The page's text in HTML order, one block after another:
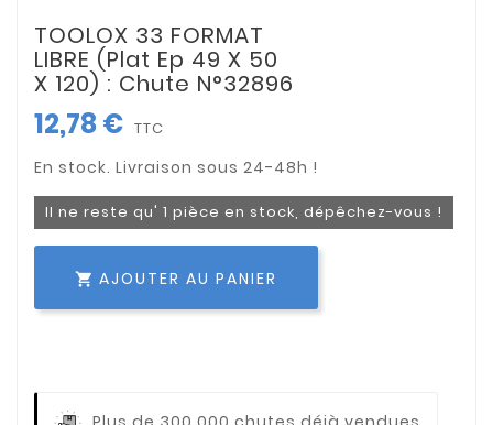
TOOLOX 33 FORMAT
LIBRE (Plat Ep 49 X 50
X 120) : Chute N°32896
12,78 € TTC
Il ne reste qu' 1 pièce en stock, dépêchez-vous !
 AJOUTER AU PANIER